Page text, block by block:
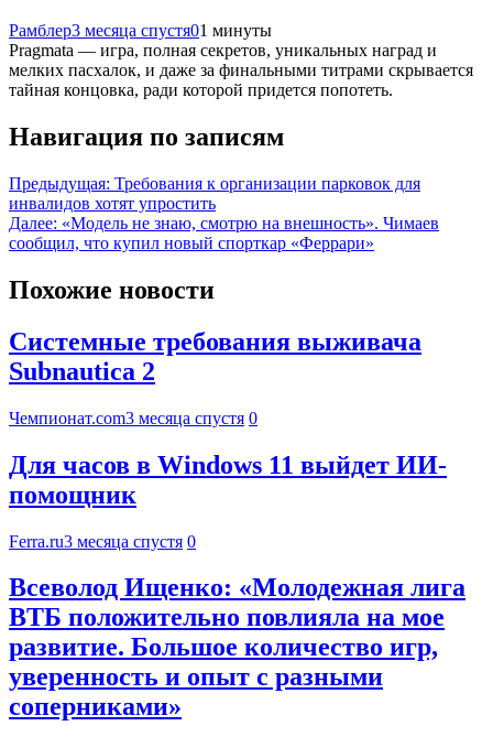
Рамблер3 месяца спустя01 минуты
Pragmata — игра, полная секретов, уникальных наград и
мелких пасхалок, и даже за финальными титрами скрывается
тайная концовка, ради которой придется попотеть.
Навигация по записям
Предыдущая: Требования к организации парковок для
инвалидов хотят упростить
Далее: «Модель не знаю, смотрю на внешность». Чимаев
сообщил, что купил новый спорткар «Феррари»
Похожие новости
Системные требования выживача
Subnautica 2
Чемпионат.com3 месяца спустя 0
Для часов в Windows 11 выйдет ИИ-
помощник
Ferra.ru3 месяца спустя 0
Всеволод Ищенко: «Молодежная лига
ВТБ положительно повлияла на мое
развитие. Большое количество игр,
уверенность и опыт с разными
соперниками»